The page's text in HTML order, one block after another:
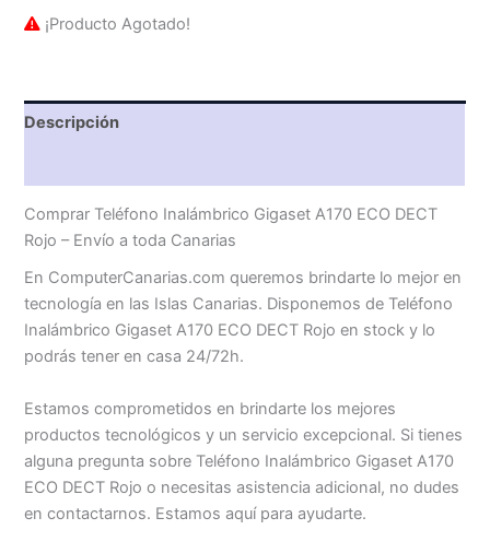
¡Producto Agotado!
Descripción
Comprar Teléfono Inalámbrico Gigaset A170 ECO DECT
Rojo – Envío a toda Canarias
En ComputerCanarias.com queremos brindarte lo mejor en
tecnología en las Islas Canarias. Disponemos de Teléfono
Inalámbrico Gigaset A170 ECO DECT Rojo en stock y lo
podrás tener en casa 24/72h.
Estamos comprometidos en brindarte los mejores
productos tecnológicos y un servicio excepcional. Si tienes
alguna pregunta sobre Teléfono Inalámbrico Gigaset A170
ECO DECT Rojo o necesitas asistencia adicional, no dudes
en contactarnos. Estamos aquí para ayudarte.